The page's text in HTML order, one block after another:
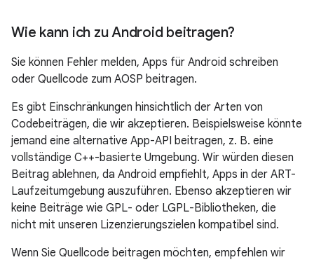
Wie kann ich zu Android beitragen?
Sie können Fehler melden, Apps für Android schreiben
oder Quellcode zum AOSP beitragen.
Es gibt Einschränkungen hinsichtlich der Arten von
Codebeiträgen, die wir akzeptieren. Beispielsweise könnte
jemand eine alternative App-API beitragen, z. B. eine
vollständige C++-basierte Umgebung. Wir würden diesen
Beitrag ablehnen, da Android empfiehlt, Apps in der ART-
Laufzeitumgebung auszuführen. Ebenso akzeptieren wir
keine Beiträge wie GPL- oder LGPL-Bibliotheken, die
nicht mit unseren Lizenzierungszielen kompatibel sind.
Wenn Sie Quellcode beitragen möchten, empfehlen wir